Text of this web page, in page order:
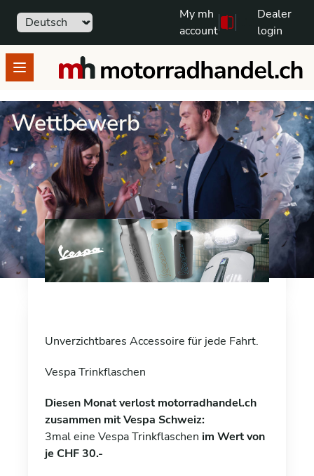
Sprache
Free text search
My mh
account
Dealer
login
Open menumotorradhandel.ch
Wettbewerb
Unverzichtbares Accessoire für jede Fahrt.
Vespa Trinkflaschen
Diesen Monat verlost motorradhandel.ch
zusammen mit Vespa Schweiz:
3mal eine Vespa Trinkflaschen im Wert von
je CHF 30.-